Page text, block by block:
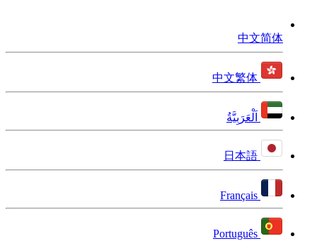
中文简体
中文繁体
اَلْعَرَبِيَّةُ
日本語
Français
Português